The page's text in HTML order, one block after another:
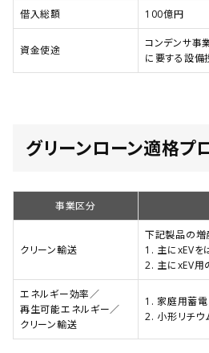
借入総額 100億円
資金使途
コンデンサ事
に要する設備
グリーンローン適格プ
事業区分
クリーン輸送
下記製品の増
1. 主にxEVを
2. 主にxEV用
エネルギー効率／
再生可能エネルギー／
クリーン輸送
1. 家庭用蓄電
2. 小形リチウ